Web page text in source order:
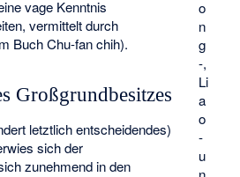
o
n
g
-,
Li
a
o
-
u
vage Kenntnis
vermittelt durch
Buch Chu-fan chih).
Großgrundbesitzes
letztlich entscheidendes)
sich der
zunehmend in den